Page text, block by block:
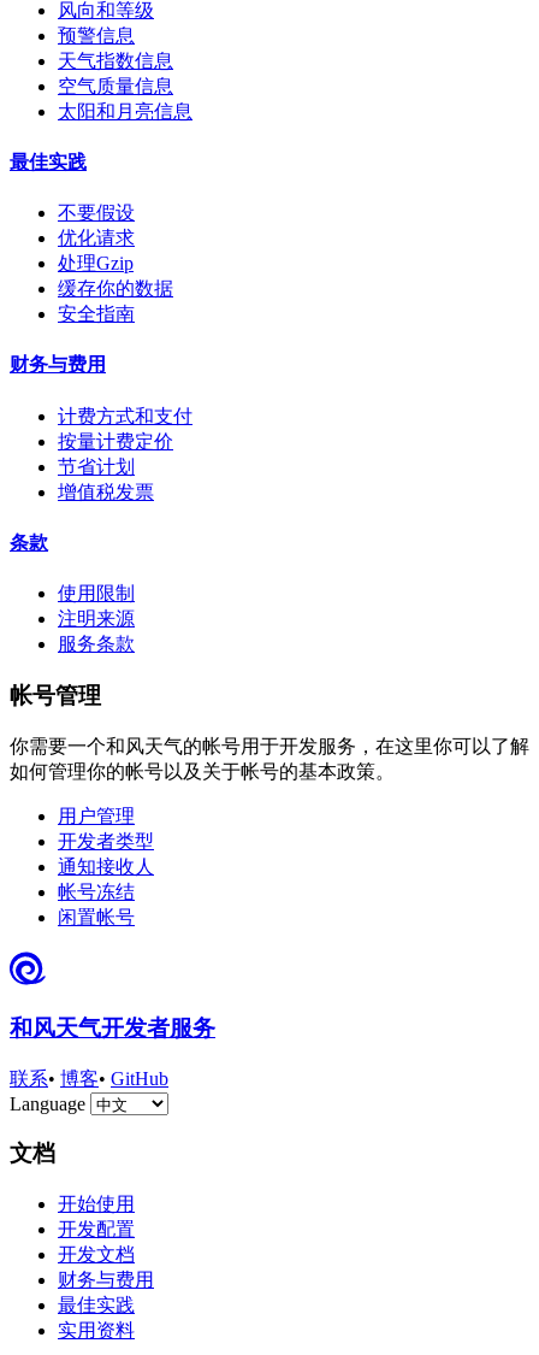
风向和等级
预警信息
天气指数信息
空气质量信息
太阳和月亮信息
最佳实践
不要假设
优化请求
处理Gzip
缓存你的数据
安全指南
财务与费用
计费方式和支付
按量计费定价
节省计划
增值税发票
条款
使用限制
注明来源
服务条款
帐号管理
你需要一个和风天气的帐号用于开发服务，在这里你可以了解
如何管理你的帐号以及关于帐号的基本政策。
用户管理
开发者类型
通知接收人
帐号冻结
闲置帐号
和风天气开发者服务
联系• 博客• GitHub
Language
文档
开始使用
开发配置
开发文档
财务与费用
最佳实践
实用资料